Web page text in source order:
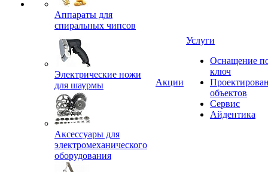
Аппараты для
спиральных чипсов
Электрические ножи
для шаурмы
Аксессуары для
электромеханического
оборудования
Акции
Услуги
Оснащение
ключ
объектов
Сервис
Айдентика